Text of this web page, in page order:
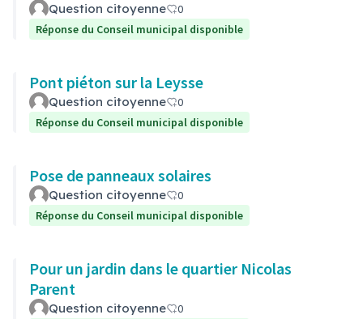
Question citoyenne
0
Réponse du Conseil municipal disponible
Pont piéton sur la Leysse
Question citoyenne
0
Réponse du Conseil municipal disponible
Pose de panneaux solaires
Question citoyenne
0
Réponse du Conseil municipal disponible
Pour un jardin dans le quartier Nicolas
Parent
Question citoyenne
0